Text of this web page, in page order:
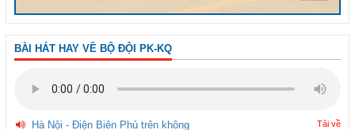
BÀI HÁT HAY VỀ BỘ ĐỘI PK-KQ
Hà Nội - Điện Biên Phủ trên không Tải về